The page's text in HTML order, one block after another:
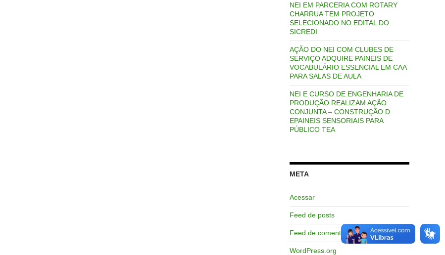
NEI EM PARCERIA COM ROTARY
CHARRUA TEM PROJETO
SELECIONADO NO EDITAL DO
SICREDI
AÇÃO DO NEI COM CLUBES DE
SERVIÇO ADQUIRE PAINEIS DE
VOCABULÁRIO ESSENCIAL EM CAA
PARA SALAS DE AULA
NEI E CURSO DE ENGENHARIA DE
PRODUÇÃO REALIZAM AÇÃO
CONJUNTA – CONSTRUÇÃO D
EPAINEIS SENSORIAIS PARA
PÚBLICO TEA
META
Acessar
Feed de posts
Feed de comentários
WordPress.org